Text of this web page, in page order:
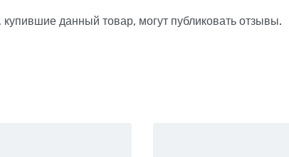
данный товар, могут публиковать отзывы.